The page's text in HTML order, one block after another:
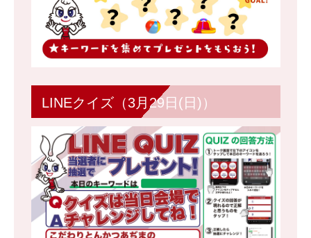
LINEクイズ（3月29日(日)）